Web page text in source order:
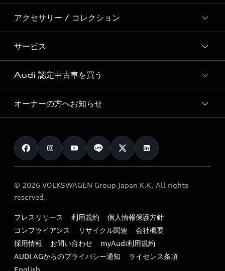
Audi Sport
Formula 1®
デジタルサービス
新車在庫検索
試乗車・展示車検索
見積り依頼
試乗予約
モデル一覧
特別仕様モデル / 限定モデル
e-tronラインアップ
価格シミュレーション
車両比較
カタログ一覧
アクセサリー / コレクション
純正アクセサリー
オンラインショップ
Audi collection
アウディナビアプリ
サービス
サービス入庫予約
サービスプログラム
メンテナンス
車検 / 定期点検
e-tronアフターサポート
myAudi
Audi 認定中古車を買う
Audi認定中古車
クオリティ
保証
メンテナンス
ファイナンス
キャンペーン / イベント
買取査定
オーナーの方へお知らせ
お知らせ
オーナー様向けキャンペーン
特定整備適用車一覧
リサイクル法
よくある質問（FAQ）
© 2026 VOLKSWAGEN Group Japan K.K. All rights
reserved.
プレスリリース 利用規約
個人情報保護方針
コンプライアンス
リサイクル関連
会社概要
採用情報
お問い合わせ
myAudi利用規約
AUDI AGからのプライバシー通知
ライセンス条項
English